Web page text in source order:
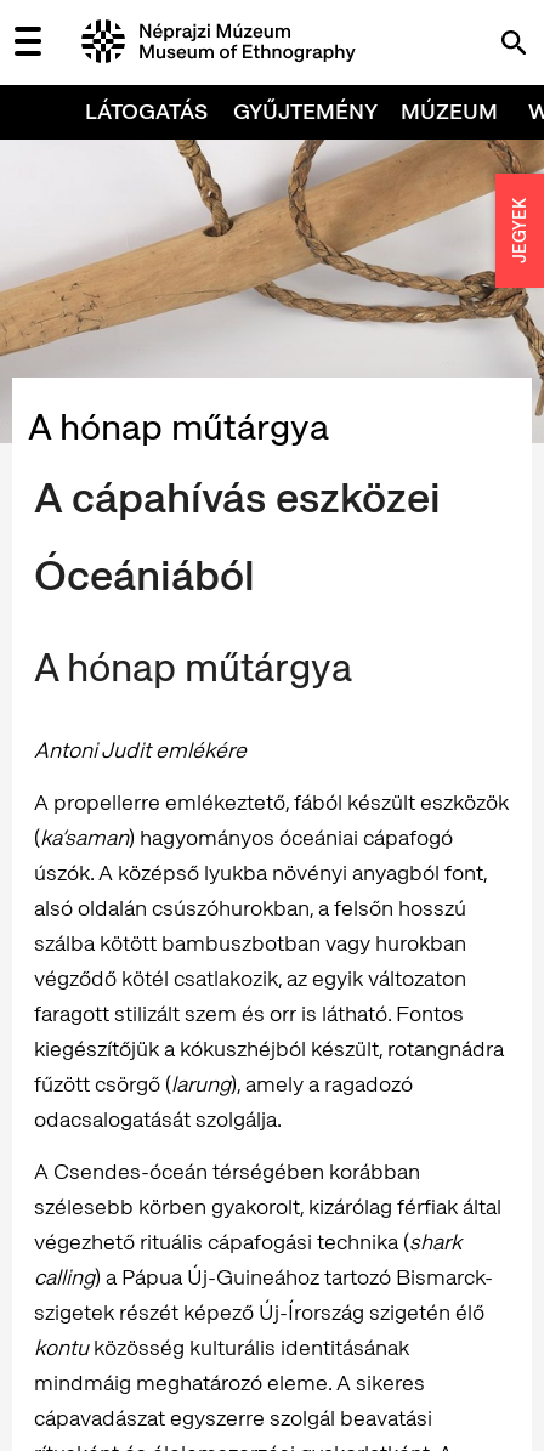
LÁTOGATÁS GYŰJTEMÉNY MÚZEUM
A hónap műtárgya
A cápahívás eszközei
Óceániából
A hónap műtárgya
Antoni Judit emlékére
A propellerre emlékeztető, fából készült eszközök
(ka’saman) hagyományos óceániai cápafogó
úszók. A középső lyukba növényi anyagból font,
alsó oldalán csúszóhurokban, a felsőn hosszú
szálba kötött bambuszbotban vagy hurokban
végződő kötél csatlakozik, az egyik változaton
faragott stilizált szem és orr is látható. Fontos
kiegészítőjük a kókuszhéjból készült, rotangnádra
fűzött csörgő (larung), amely a ragadozó
odacsalogatását szolgálja.
A Csendes-óceán térségében korábban
szélesebb körben gyakorolt, kizárólag férfiak által
végezhető rituális cápafogási technika (shark
calling) a Pápua Új-Guineához tartozó Bismarck-
szigetek részét képező Új-Írország szigetén élő
kontuközösség kulturális identitásának
mindmáig meghatározó eleme. A sikeres
cápavadászat egyszerre szolgál beavatási
JEGYEK